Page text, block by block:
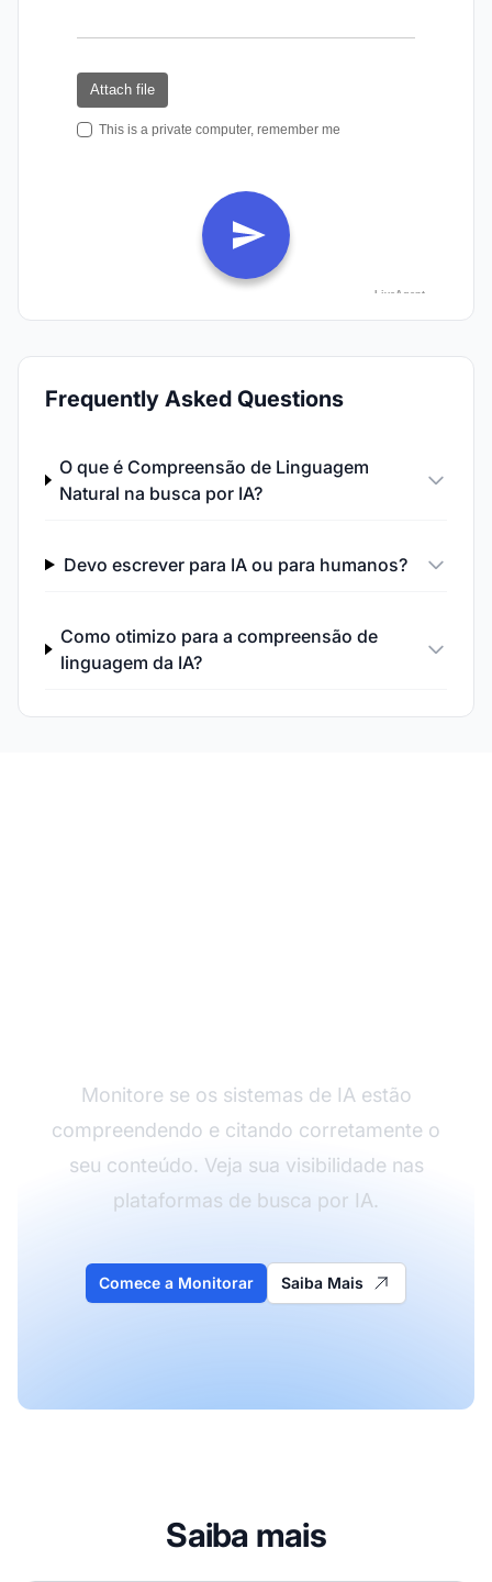
Frequently Asked Questions
O que é Compreensão de Linguagem
Natural na busca por IA?
Devo escrever para IA ou para humanos?
Como otimizo para a compreensão de
linguagem da IA?
Monitore se os sistemas de IA estão
compreendendo e citando corretamente o
seu conteúdo. Veja sua visibilidade nas
plataformas de busca por IA.
Comece a Monitorar Saiba Mais
Saiba mais